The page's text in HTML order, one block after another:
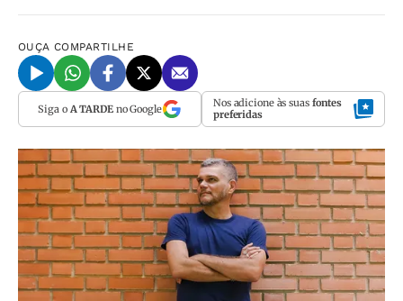
OUÇA COMPARTILHE
Siga o A TARDEno Google Nos adicione às suas fontes
preferidas